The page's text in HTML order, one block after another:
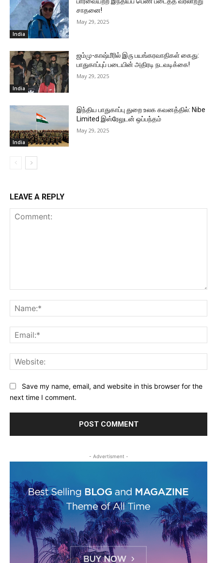
India
சாதனை!
May 29, 2025
India
ஜம்மு-காஷ்மீரில் இரு பயங்கரவாதிகள் கைது:
பாதுகாப்புப் படையின் அதிரடி நடவடிக்கை!
May 29, 2025
India
இந்திய பாதுகாப்பு துறை உலக கவனத்தில்: Nibe
Limited இஸ்ரேலுடன் ஒப்பந்தம்
May 29, 2025
LEAVE A REPLY
Save my name, email, and website in this browser for the
next time I comment.
- Advertisment -